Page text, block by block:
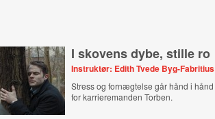
I skovens dybe, stille ro
Instruktør: Edith Tvede Byg-Fabritius
Stress og fornægtelse går hånd i hånd
for karrieremanden Torben.